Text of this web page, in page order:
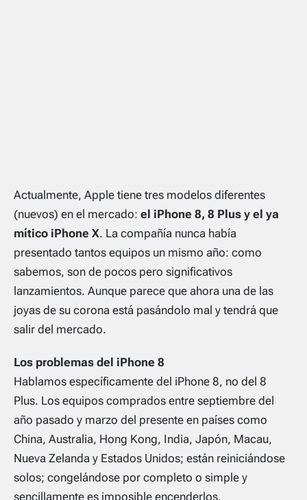
Actualmente, Apple tiene tres modelos diferentes
(nuevos) en el mercado: el iPhone 8, 8 Plus y el ya
mítico iPhone X. La compañía nunca había
presentado tantos equipos un mismo año: como
sabemos, son de pocos pero significativos
lanzamientos. Aunque parece que ahora una de las
joyas de su corona está pasándolo mal y tendrá que
salir del mercado.
Los problemas del iPhone 8
Hablamos específicamente del iPhone 8, no del 8
Plus. Los equipos comprados entre septiembre del
año pasado y marzo del presente en países como
China, Australia, Hong Kong, India, Japón, Macau,
Nueva Zelanda y Estados Unidos; están reiniciándose
solos; congelándose por completo o simple y
sencillamente es imposible encenderlos.